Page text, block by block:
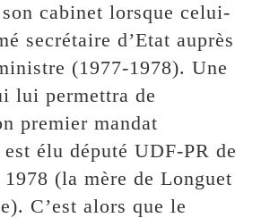
cabinet lorsque celui-
secrétaire d’Etat auprès
(1977-1978). Une
lui permettra de
premier mandat
élu député UDF-PR de
(la mère de Longuet
C’est alors que le